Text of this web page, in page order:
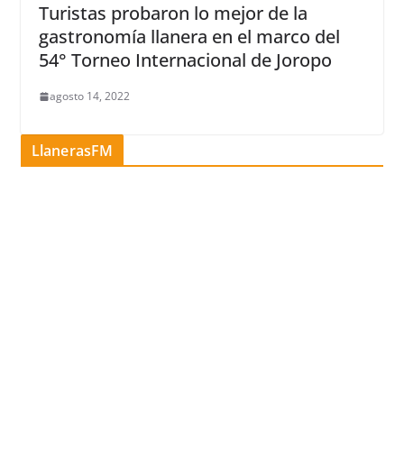
Turistas probaron lo mejor de la
gastronomía llanera en el marco del
54° Torneo Internacional de Joropo
agosto 14, 2022
LlanerasFM